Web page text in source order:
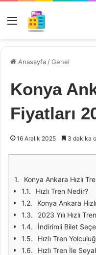
Menü
Anasayfa /Genel
Konya
Fiyatları
16 Aralık 2025 3 dakika
Konya Ankara Hızlı
Hızlı Tren Nedir?
Konya Ankara
2023 Yılı Hızlı
İndirimli Bilet
Hızlı Tren
Hızlı Tren İle